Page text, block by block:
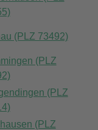
(PLZ 73492)
(PLZ
(PLZ
(PLZ